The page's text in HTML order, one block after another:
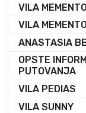
VILA
VILA
ANASTASIA
OPSTE
PUTOVANJA
VILA PEDIAS
VILA SUNNY